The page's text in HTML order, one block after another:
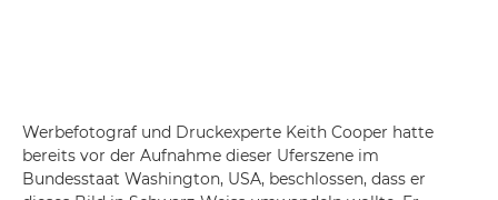
Werbefotograf und Druckexperte Keith Cooper hatte
bereits vor der Aufnahme dieser Uferszene im
Bundesstaat Washington, USA, beschlossen, dass er